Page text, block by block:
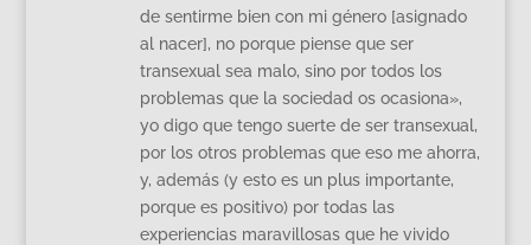
de sentirme bien con mi género [asignado
al nacer], no porque piense que ser
transexual sea malo, sino por todos los
problemas que la sociedad os ocasiona»,
yo digo que tengo suerte de ser transexual,
por los otros problemas que eso me ahorra,
y, además (y esto es un plus importante,
porque es positivo) por todas las
experiencias maravillosas que he vivido